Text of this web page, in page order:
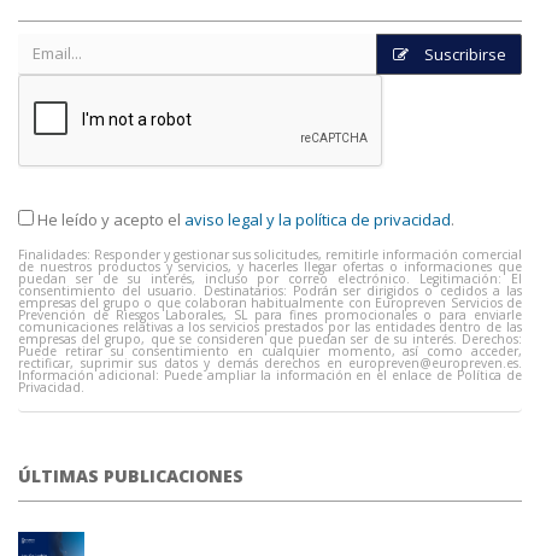
Suscribirse
He leído y acepto el aviso legal y la política de privacidad.
Finalidades: Responder y gestionar sus solicitudes, remitirle información comercial
de nuestros productos y servicios, y hacerles llegar ofertas o informaciones que
puedan ser de su interés, incluso por correo electrónico. Legitimación: El
consentimiento del usuario. Destinatarios: Podrán ser dirigidos o cedidos a las
empresas del grupo o que colaboran habitualmente con Europreven Servicios de
Prevención de Riesgos Laborales, SL para fines promocionales o para enviarle
comunicaciones relativas a los servicios prestados por las entidades dentro de las
empresas del grupo, que se consideren que puedan ser de su interés. Derechos:
Puede retirar su consentimiento en cualquier momento, así como acceder,
rectificar, suprimir sus datos y demás derechos en europreven@europreven.es.
Información adicional: Puede ampliar la información en el enlace de Política de
Privacidad.
ÚLTIMAS PUBLICACIONES